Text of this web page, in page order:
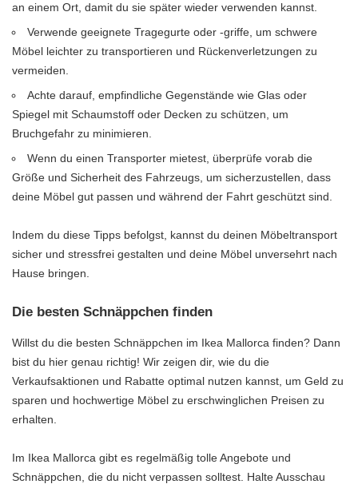
an einem Ort, damit du sie später wieder verwenden kannst.
Verwende geeignete Tragegurte oder -griffe, um schwere
Möbel leichter zu transportieren und Rückenverletzungen zu
vermeiden.
Achte darauf, empfindliche Gegenstände wie Glas oder
Spiegel mit Schaumstoff oder Decken zu schützen, um
Bruchgefahr zu minimieren.
Wenn du einen Transporter mietest, überprüfe vorab die
Größe und Sicherheit des Fahrzeugs, um sicherzustellen, dass
deine Möbel gut passen und während der Fahrt geschützt sind.
Indem du diese Tipps befolgst, kannst du deinen Möbeltransport
sicher und stressfrei gestalten und deine Möbel unversehrt nach
Hause bringen.
Die besten Schnäppchen finden
Willst du die besten Schnäppchen im Ikea Mallorca finden? Dann
bist du hier genau richtig! Wir zeigen dir, wie du die
Verkaufsaktionen und Rabatte optimal nutzen kannst, um Geld zu
sparen und hochwertige Möbel zu erschwinglichen Preisen zu
erhalten.
Im Ikea Mallorca gibt es regelmäßig tolle Angebote und
Schnäppchen, die du nicht verpassen solltest. Halte Ausschau